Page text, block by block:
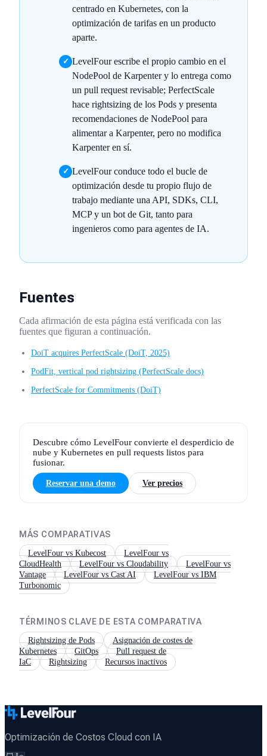
centrado en Kubernetes, con la
optimización de tarifas en un producto
aparte.
✓ LevelFour escribe el propio cambio en el
NodePool de Karpenter y lo entrega como
un pull request revisable; PerfectScale
hace rightsizing de los Pods y presenta
recomendaciones de NodePool para
alimentar a Karpenter, pero no modifica
Karpenter en sí.
✓ LevelFour conduce todo el bucle de
optimización desde tu propio flujo de
trabajo mediante una API, SDKs, CLI,
MCP y un bot de Git, tanto para
ingenieros como para agentes de IA.
Fuentes
Cada afirmación de esta página está verificada con las
fuentes que figuran a continuación.
DoiT acquires PerfectScale (DoiT, 2025)
PodFit, vertical pod rightsizing (PerfectScale docs)
PerfectScale for Commitments (DoiT)
Descubre cómo LevelFour convierte el desperdicio de
nube y Kubernetes en pull requests listos para
fusionar.
Reservar una demo Ver precios
MÁS COMPARATIVAS
LevelFour vs Kubecost
LevelFour vs
CloudHealth
LevelFour vsCloudability
LevelFour vs
Vantage
LevelFour vsCast AI LevelFour vsIBM
Turbonomic
TÉRMINOS CLAVE DE ESTA COMPARATIVA
Rightsizing de Pods
Asignación de costes de
Kubernetes
GitOps
Pull request de
IaC
Rightsizing Recursos inactivos
Optimización de Costos Cloud con IA